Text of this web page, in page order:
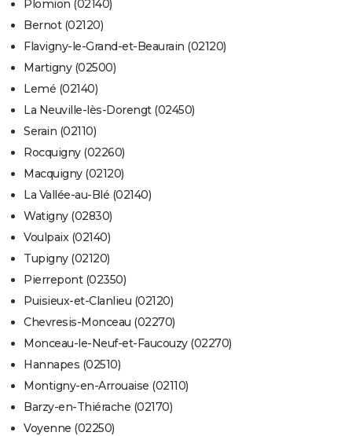
Plomion (02140)
Bernot (02120)
Flavigny-le-Grand-et-Beaurain (02120)
Martigny (02500)
Lemé (02140)
La Neuville-lès-Dorengt (02450)
Serain (02110)
Rocquigny (02260)
Macquigny (02120)
La Vallée-au-Blé (02140)
Watigny (02830)
Voulpaix (02140)
Tupigny (02120)
Pierrepont (02350)
Puisieux-et-Clanlieu (02120)
Chevresis-Monceau (02270)
Monceau-le-Neuf-et-Faucouzy (02270)
Hannapes (02510)
Montigny-en-Arrouaise (02110)
Barzy-en-Thiérache (02170)
Voyenne (02250)